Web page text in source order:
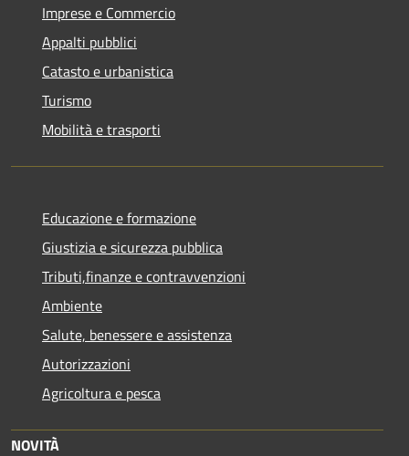
Imprese e Commercio
Appalti pubblici
Catasto e urbanistica
Turismo
Mobilità e trasporti
Educazione e formazione
Giustizia e sicurezza pubblica
Tributi,finanze e contravvenzioni
Ambiente
Salute, benessere e assistenza
Autorizzazioni
Agricoltura e pesca
NOVITÀ